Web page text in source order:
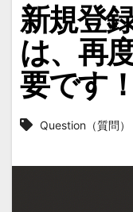
新規登
は、再
要です！
Question（質問）